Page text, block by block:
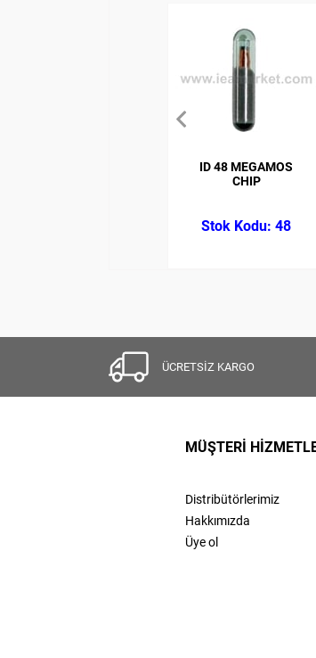
ID 48 MEGAMOS
CHIP
48
ÜCRETSİZ KARGO
MÜŞTERİ
Distribütörlerimiz
Hakkımızda
Üye ol